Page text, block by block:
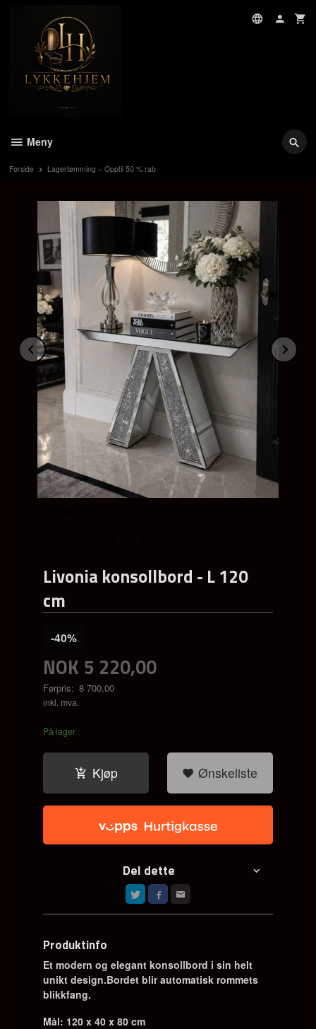
Meny
Forside Lagertømming – Opptil 50 % rab
Prev
Livonia konsollbord - L 120
cm
NOK 5 220,00
Førpris: 8 700,00
Rabatt
-40%
inkl. mva.
På lager
Kjøp Ønskeliste
Del dette
Produktinfo
Et modern og elegant konsollbord i sin helt
unikt design.Bordet blir automatisk rommets
blikkfang.
Mål: 120 x 40 x 80 cm